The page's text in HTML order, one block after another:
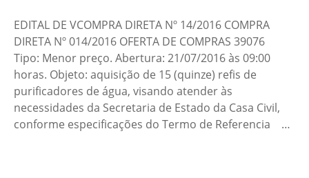
EDITAL DE VCOMPRA DIRETA Nº 14/2016 COMPRA
DIRETA Nº 014/2016 OFERTA DE COMPRAS 39076
Tipo: Menor preço. Abertura: 21/07/2016 às 09:00
horas. Objeto: aquisição de 15 (quinze) refis de
purificadores de água, visando atender às
necessidades da Secretaria de Estado da Casa Civil,
conforme especificações do Termo de Referencia …